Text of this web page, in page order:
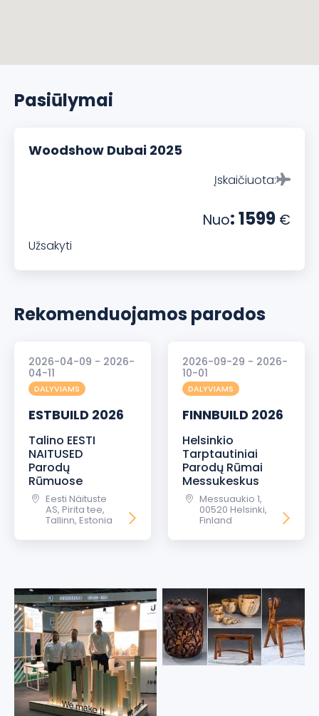
Pasiūlymai
Woodshow Dubai 2025
Įskaičiuota:
Nuo: 1599 €
Užsakyti
Rekomenduojamos parodos
2026-04-09 - 2026-
04-11
DALYVIAMS
ESTBUILD 2026
Talino EESTI
NAITUSED
Parodų
Rūmuose
Eesti Näituste
AS, Pirita tee,
Tallinn, Estonia
2026-09-29 - 2026-
10-01
DALYVIAMS
FINNBUILD 2026
Helsinkio
Tarptautiniai
Parodų Rūmai
Messukeskus
Messuaukio 1,
00520 Helsinki,
Finland